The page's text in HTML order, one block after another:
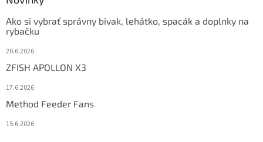
Ako si vybrať správny bivak, lehátko, spacák a doplnky na
rybačku
20.6.2026
ZFISH APOLLON X3
17.6.2026
Method Feeder Fans
15.6.2026